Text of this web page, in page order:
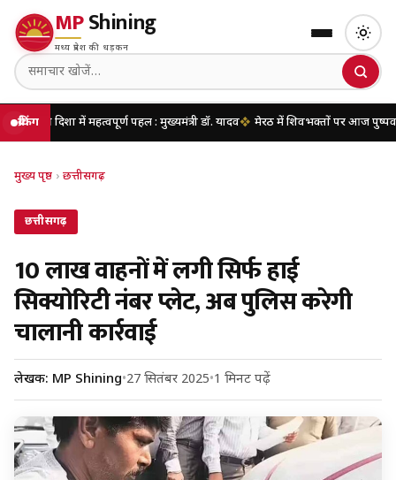
MPShining
मध्य प्रदेश की धड़कन
ब्रेकिंग
में महत्वपूर्ण पहल : मुख्यमंत्री डॉ. यादव मेरठ में शिवभक्तों पर आज पुष्पवर्षा करेंगे
मुख्य पृष्ठ › छत्तीसगढ़
छत्तीसगढ़
10 लाख वाहनों में लगी सिर्फ हाई
सिक्योरिटी नंबर प्लेट, अब पुलिस करेगी
चालानी कार्रवाई
लेखक: MP Shining•27 सितंबर 2025•1 मिनट पढ़ें